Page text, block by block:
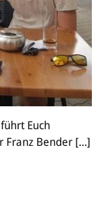
Euch
Bender [...]